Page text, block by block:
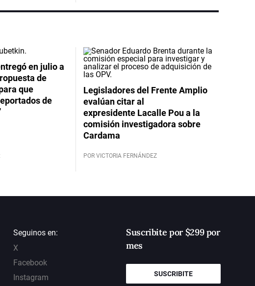
en julio a
de
que
de
Legisladores del Frente Amplio
evalúan citar al
expresidente Lacalle Pou a la
comisión investigadora sobre
Cardama
POR VICTORIA FERNÁNDEZ
Seguinos en:
X
Facebook
Instagram
Suscribite por $299 por
mes
SUSCRIBITE